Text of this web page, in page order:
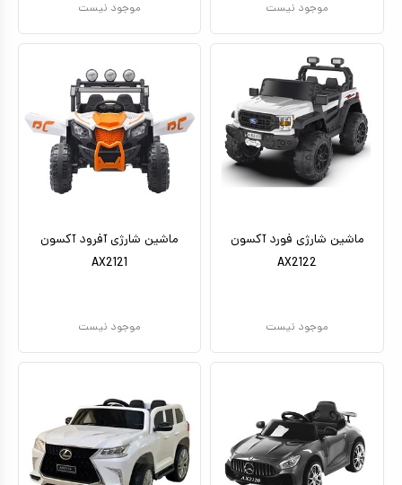
موجود نیست موجود نیست
ماشین شارژی فورد آکسون
AX2122
موجود نیست
ماشین شارژی آفرود آکسون
AX2121
موجود نیست